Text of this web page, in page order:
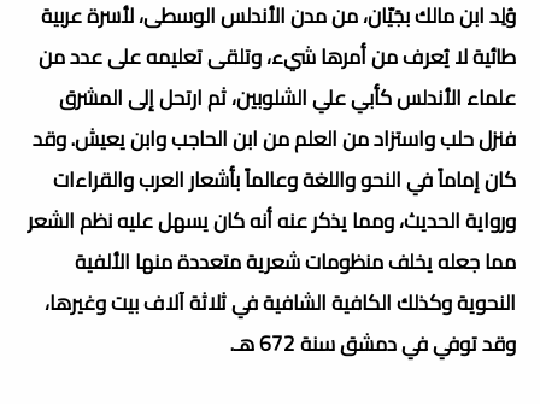
وُلِد ابن مالك بجَيّان، من مدن الأندلس الوسطى، لأسرة عربية
طائية لا يُعرف من أمرها شيء، وتلقى تعليمه على عدد من
علماء الأندلس كأبي علي الشلوبين، ثم ارتحل إلى المشرق
فنزل حلب واستزاد من العلم من ابن الحاجب وابن يعيش. وقد
كان إماماً في النحو واللغة وعالماً بأشعار العرب والقراءات
ورواية الحديث، ومما يذكر عنه أنه كان يسهل عليه نظم الشعر
مما جعله يخلف منظومات شعرية متعددة منها الألفية
النحوية وكذلك الكافية الشافية في ثلاثة آلاف بيت وغيرها،
وقد توفي في دمشق سنة 672 هـ.